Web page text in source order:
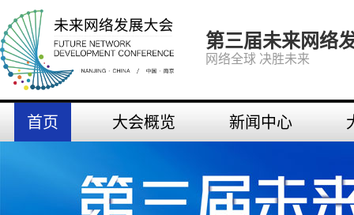
第三届未来网络
网络全球 决胜未来
首页 大会概览 新闻中心